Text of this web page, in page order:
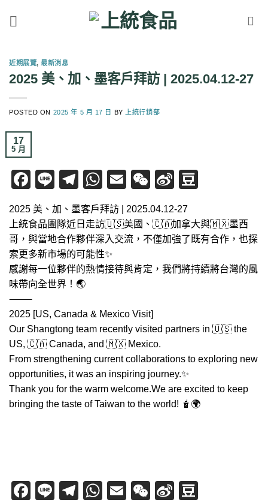
近期展覽,最新消息
2025 美、加、墨客戶拜訪 | 2025.04.12-27
POSTED ON 2025 年 5 月 17 日 BY 上統行銷部
17
5 月
Facebook
LineTelegram
WhatsApp
EmailWeChat
Sina
2025 美、加、墨客戶拜訪 | 2025.04.12-27
上統食品團隊近日走訪🇺🇸美國、🇨🇦加拿大與🇲🇽墨西
哥，與當地合作夥伴深入交流，不僅加強了既有合作，也探
索更多新市場的可能性✨
感謝每一位夥伴的熱情接待與肯定，我們將持續將台灣的風
味帶向全世界！🌏
⸻
2025 [US, Canada & Mexico Visit]
Our Shangtong team recently visited partners in 🇺🇸 the
US, 🇨🇦 Canada, and 🇲🇽 Mexico.
From strengthening current collaborations to exploring new
opportunities, it was an inspiring journey.✨
Thank you for the warm welcome.We are excited to keep
bringing the taste of Taiwan to the world! 🧋🌍
Facebook
LineTelegram
WhatsApp
EmailWeChat
Sina